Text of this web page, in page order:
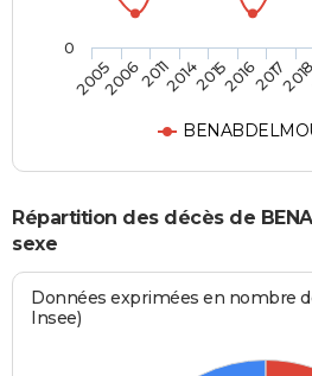
2005200620112014201520162017
0
Répartition des décès de
sexe
Données exprimées en nombre
Insee)